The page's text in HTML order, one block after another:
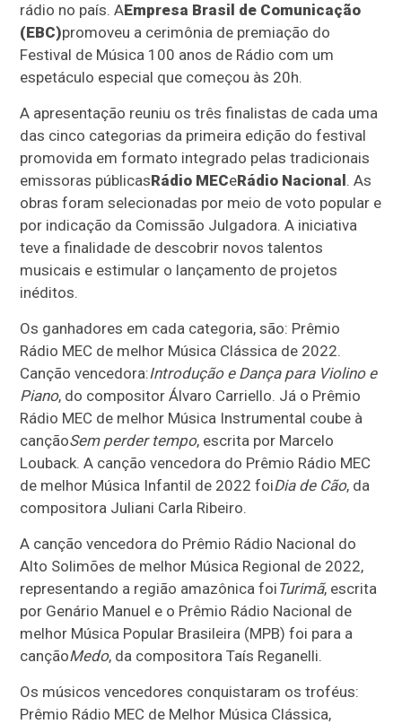
rádio no país. AEmpresa Brasil de Comunicação
(EBC)promoveu a cerimônia de premiação do
Festival de Música 100 anos de Rádio com um
espetáculo especial que começou às 20h.
A apresentação reuniu os três finalistas de cada uma
das cinco categorias da primeira edição do festival
promovida em formato integrado pelas tradicionais
emissoras públicasRádio MECeRádio Nacional . As
obras foram selecionadas por meio de voto popular e
por indicação da Comissão Julgadora. A iniciativa
teve a finalidade de descobrir novos talentos
musicais e estimular o lançamento de projetos
inéditos.
Os ganhadores em cada categoria, são: Prêmio
Rádio MEC de melhor Música Clássica de 2022.
Canção vencedora:Introdução e Dança para Violino e
Piano, do compositor Álvaro Carriello. Já o Prêmio
Rádio MEC de melhor Música Instrumental coube à
cançãoSem perder tempo, escrita por Marcelo
Louback. A canção vencedora do Prêmio Rádio MEC
de melhor Música Infantil de 2022 foiDia de Cão, da
compositora Juliani Carla Ribeiro.
A canção vencedora do Prêmio Rádio Nacional do
Alto Solimões de melhor Música Regional de 2022,
representando a região amazônica foi Turimã, escrita
por Genário Manuel e o Prêmio Rádio Nacional de
melhor Música Popular Brasileira (MPB) foi para a
cançãoMedo, da compositora Taís Reganelli.
Os músicos vencedores conquistaram os troféus:
Prêmio Rádio MEC de Melhor Música Clássica,